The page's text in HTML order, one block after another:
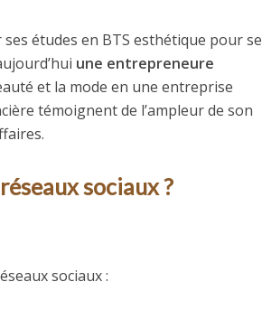
études en BTS esthétique pour se
une entrepreneure
et la mode en une entreprise
témoignent de l’ampleur de son
sociaux ?
sociaux :